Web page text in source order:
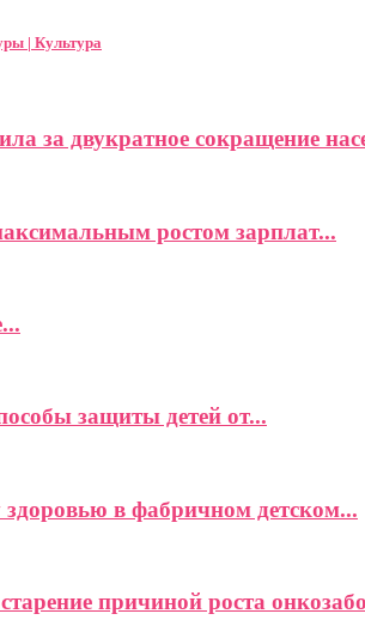
| Культура
за двукратное сокращение
ростом зарплат...
защиты детей от...
в фабричном детском...
причиной роста